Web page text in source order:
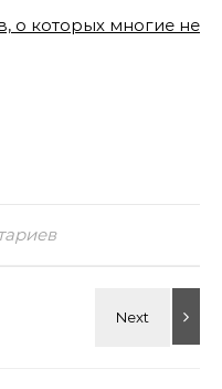
о которых многие не